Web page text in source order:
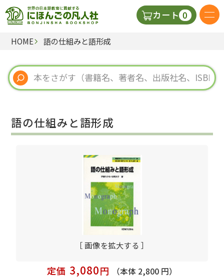
カート 0
視聴覚・補助教材
HOME 語の仕組みと語形成
語の仕組みと語形成
［ 画像を拡大する ］
定価 3,080円
（本体 2,800 円）